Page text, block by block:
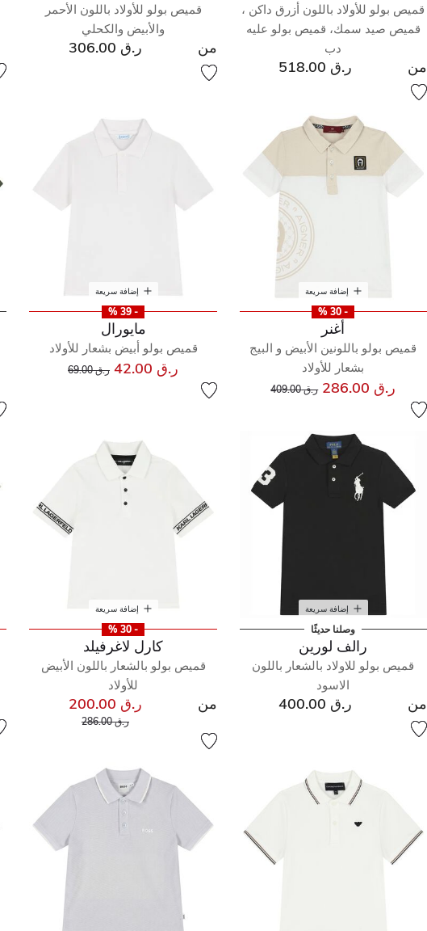
قميص بولو للأولاد باللون أزرق داكن ،
قميص صيد سمك، قميص بولو عليه
دب
من ر.ق 518.00
قميص بولو للأولاد باللون الأحمر
والأبيض والكحلي
من ر.ق 306.00
إضافة سريعة
- 30 %
أغنر
قميص بولو باللونين الأبيض و البيج
بشعار للأولاد
ر.ق 286.00 سعر مخفض من
ر.ق 409.00
إضافة سريعة
- 39 %
مايورال
قميص بولو أبيض بشعار للأولاد
ر.ق 42.00 سعر مخفض من
ر.ق 69.00 إلى
إضافة سريعة
وصلنا حديثًا
رالف لورين
قميص بولو للاولاد بالشعار باللون
الاسود
من ر.ق 400.00
إضافة سريعة
- 30 %
كارل لاغرفيلد
قميص بولو بالشعار باللون الأبيض
للأولاد
من ر.ق 200.00
سعر مخفض من
ر.ق 286.00 إلى